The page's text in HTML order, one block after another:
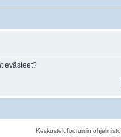
evästeet?
Keskustelufoorumin ohjelmisto